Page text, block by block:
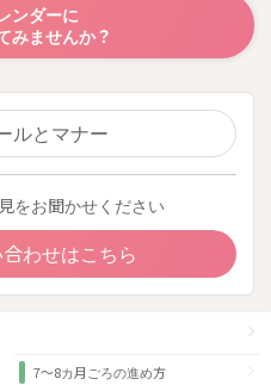
ンダーに
みませんか？
ルとマナー
をお聞かせください
わせはこちら
7～8カ月ごろの進め方